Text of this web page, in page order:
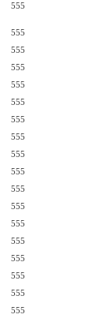
555
555
555
555
555
555
555
555
555
555
555
555
555
555
555
555
555
555